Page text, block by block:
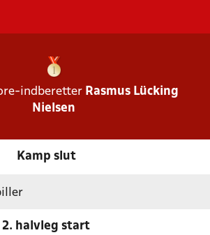
indberetter Rasmus Lücking
Nielsen
Kamp slut
2. halvleg start